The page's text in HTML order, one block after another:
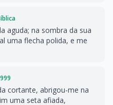
aguda; na sombra da sua
uma flecha polida, e me
cortante, abrigou-me na
uma seta afiada,